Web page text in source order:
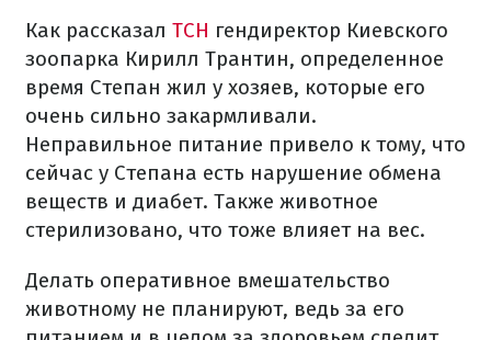
Как рассказал ТСН гендиректор Киевского
зоопарка Кирилл Трантин, определенное
время Степан жил у хозяев, которые его
очень сильно закармливали.
Неправильное питание привело к тому, что
сейчас у Степана есть нарушение обмена
веществ и диабет. Также животное
стерилизовано, что тоже влияет на вес.
Делать оперативное вмешательство
животному не планируют, ведь за его